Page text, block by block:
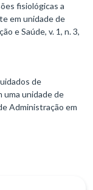
fisiológicas a
em unidade de
e Saúde, v. 1, n. 3,
de
uma unidade de
Administração em